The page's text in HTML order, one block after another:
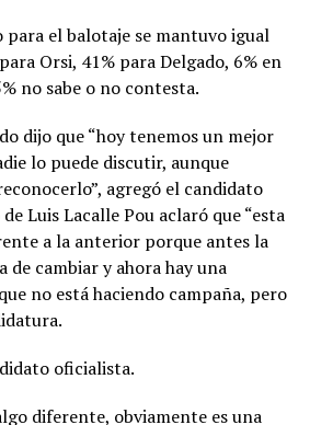
el balotaje se mantuvo igual
Orsi, 41% para Delgado, 6% en
no sabe o no contesta.
dijo que “hoy tenemos un mejor
lo puede discutir, aunque
agregó el candidato
Luis Lacalle Pou aclaró que “esta
a la anterior porque antes la
de cambiar y ahora hay una
no está haciendo campaña, pero
oficialista.
diferente, obviamente es una